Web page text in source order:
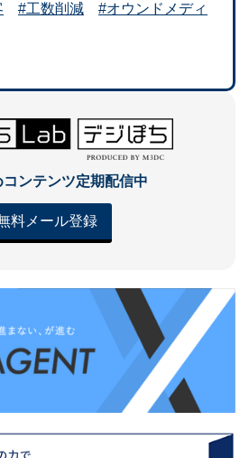
#工数削減
#オウンドメディ
コンテンツ定期配信中
料メール登録